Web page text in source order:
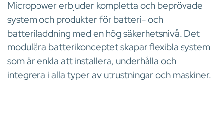
Micropower erbjuder kompletta och beprövade
system och produkter för batteri- och
batteriladdning med en hög säkerhetsnivå. Det
modulära batterikonceptet skapar flexibla system
som är enkla att installera, underhålla och
integrera i alla typer av utrustningar och maskiner.